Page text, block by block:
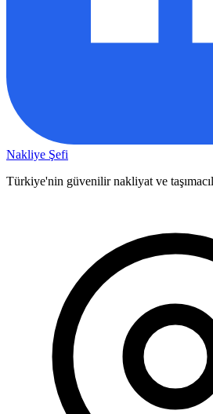
Nakliye Şefi
Türkiye'nin güvenilir nakliyat ve